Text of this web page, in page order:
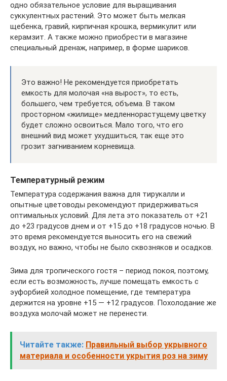
одно обязательное условие для выращивания
суккулентных растений. Это может быть мелкая
щебенка, гравий, кирпичная крошка, вермикулит или
керамзит. А также можно приобрести в магазине
специальный дренаж, например, в форме шариков.
Это важно! Не рекомендуется приобретать
емкость для молочая «на вырост», то есть,
большего, чем требуется, объема. В таком
просторном «жилище» медленнорастущему цветку
будет сложно освоиться. Мало того, что его
внешний вид может ухудшиться, так еще это
грозит загниванием корневища.
Температурный режим
Температура содержания важна для тирукалли и
опытные цветоводы рекомендуют придерживаться
оптимальных условий. Для лета это показатель от +21
до +23 градусов днем и от +15 до +18 градусов ночью. В
это время рекомендуется выносить его на свежий
воздух, но важно, чтобы не было сквозняков и осадков.
Зима для тропического гостя – период покоя, поэтому,
если есть возможность, лучше помещать емкость с
эуфорбией холодное помещение, где температура
держится на уровне +15 — +12 градусов. Похолодание же
воздуха молочай может не перенести.
Читайте также: Правильный выбор укрывного
материала и особенности укрытия роз на зиму